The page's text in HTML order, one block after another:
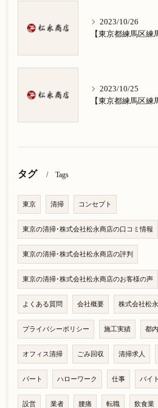
2023/10/26
2023/10/25
タグ Tags
東京 清掃 コンセプト
東京の清掃･株式会社松永商店の口コミ情報
東京の清掃･株式会社松永商店の評判
東京の清掃･株式会社松永商店のお客様の声
よくある質問 会社概要 株式会社松
プライバシーポリシー 施工実績 都内
オフィス清掃 ごみ回収 清掃求人
パート ハローワーク 仕事 バイト
設営 業者 腰痛 転職 飲食業